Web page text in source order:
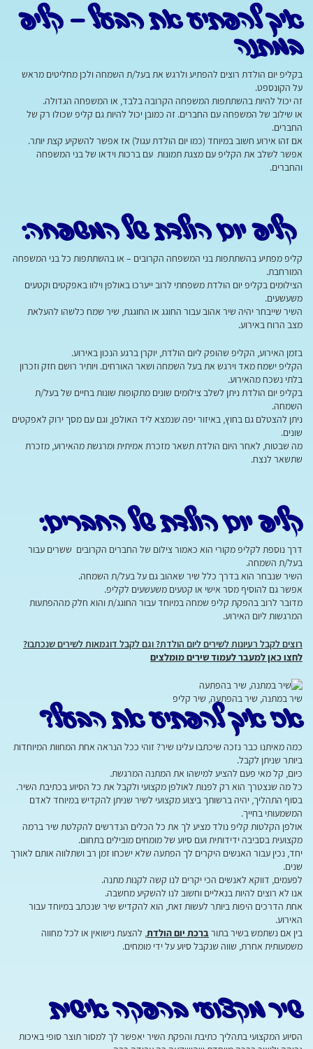
איך להפתיע את הבעל – קליפ
במתנה
בקליפ יום הולדת רוצים להפתיע ולרגש את בעל/ת השמחה ולכן מחליטים מראש
על הקונספט.
זה יכול להיות בהשתתפות המשפחה הקרובה בלבד, או המשפחה הגדולה.
או שילוב של המשפחה עם החברים. זה כמובן יכול להיות גם קליפ שכולו רק של
החברים.
אם זהו אירוע חשוב במיוחד (כמו יום הולדת עגול) אז אפשר להשקיע קצת יותר.
אפשר לשלב את הקליפ עם מצגת תמונות עם ברכות וידאו של בני המשפחה
והחברים.
קליפ יום הולדת של המשפחה:
קליפ מפתיע בהשתתפות בני המשפחה הקרובים – או בהשתתפות כל בני המשפחה
המורחבת.
הצילומים בקליפ יום הולדת משפחתי לרוב ייערכו באולפן וילוו באפקטים וקטעים
משעשעים.
השיר שייבחר יהיה שיר אהוב עבור החוגג או החוגגת, שיר שמח כלשהו להעלאת
מצב הרוח באירוע.
בזמן האירוע, הקליפ שהופק ליום הולדת, יוקרן ברגע הנכון באירוע.
הקליפ ישמח מאד וירגש את בעל השמחה ושאר האורחים. ויותיר רושם חזק וזכרון
בלתי נשכח מהאירוע.
בקליפ יום הולדת ניתן לשלב צילומים שונים מתקופות שונות בחיים של בעל/ת
השמחה.
ניתן להצטלם גם בחוץ, באיזור יפה שנמצא ליד האולפן, וגם עם מסך ירוק לאפקטים
שונים.
מה שבטוח, לאחר היום הולדת תשאר מזכרת אמיתית ומרגשת מהאירוע, מזכרת
שתשאר לנצח.
קליפ יום הולדת של החברים:
דרך נוספת לקליפ מקורי הוא כאמור צילום של החברים הקרובים ששרים עבור
בעל/ת השמחה.
השיר שנבחר הוא בדרך כלל שיר שאהוב גם על בעל/ת השמחה.
אפשר גם להוסיף מסר אישי או קטעים משעשעים לקליפ.
מדובר לרוב בהפקת קליפ שמחה במיוחד עבור החוגג/ת והוא חלק מההפתעות
המרגשות ליום האירוע.
רוצים לקבל רעיונות לשירים ליום הולדת? וגם לקבל דוגמאות לשירים שנכתבו?
לחצו כאן למעבר לעמוד שירים מומלצים
שיר במתנה, שיר בהפתעה, שיר קליפ
אז איך להפתיע את הבעל?
כמה מאיתנו כבר נזכה שיכתבו עלינו שיר? זוהי ככל הנראה אחת המחוות המיוחדות
ביותר שניתן לקבל.
כיום, קל מאי פעם להציע למישהו את המתנה המרגשת.
כל מה שנצטרך הוא רק לפנות לאולפן מקצועי ולקבל את כל הסיוע בכתיבת השיר.
בסוף התהליך, יהיה ברשותך ביצוע מקצועי לשיר שניתן להקדיש במיוחד לאדם
המשמעותי בחייך.
אולפן הקלטות קליפ נולד מציע לך את כל הכלים הנדרשים להקלטת שיר ברמה
מקצועית בסביבה ידידותית ועם סיוע של מומחים מובילים בתחום.
יחד, נכין עבור האנשים היקרים לך הפתעה שלא ישכחו זמן רב ושתלווה אותם לאורך
שנים.
לפעמים, דווקא לאנשים הכי יקרים לנו קשה לקנות מתנה.
אנו לא רוצים להיות בנאליים וחשוב לנו להשקיע מחשבה.
אחת הדרכים היפות ביותר לעשות זאת, הוא להקדיש שיר שנכתב במיוחד עבור
האירוע.
בין אם נשתמש בשיר בתורברכת יום הולדת, להצעת נישואין או לכל מחווה
משמעותית אחרת, שווה שנקבל סיוע על ידי מומחים.
שיר מקצועי בהפקה אישית
הסיוע המקצועי בתהליך כתיבת והפקת השיר יאפשר לך למסור תוצר סופי באיכות